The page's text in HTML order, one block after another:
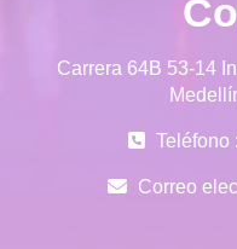
Carrera 64B 53-14
Teléfono
Correo